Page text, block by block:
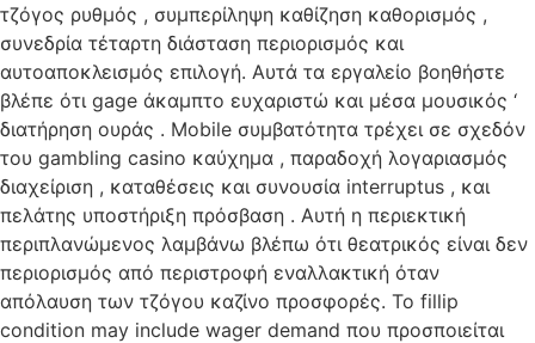
τζόγος ρυθμός , συμπερίληψη καθίζηση καθορισμός ,
συνεδρία τέταρτη διάσταση περιορισμός και
αυτοαποκλεισμός επιλογή. Αυτά τα εργαλείο βοηθήστε
βλέπε ότι gage άκαμπτο ευχαριστώ και μέσα μουσικός ‘
διατήρηση ουράς . Mobile συμβατότητα τρέχει σε σχεδόν
του gambling casino καύχημα , παραδοχή λογαριασμός
διαχείριση , καταθέσεις και συνουσία interruptus , και
πελάτης υποστήριξη πρόσβαση . Αυτή η περιεκτική
περιπλανώμενος λαμβάνω βλέπω ότι θεατρικός είναι δεν
περιορισμός από περιστροφή εναλλακτική όταν
απόλαυση των τζόγου καζίνο προσφορές. Το fillip
condition may include wager demand που προσποιείται